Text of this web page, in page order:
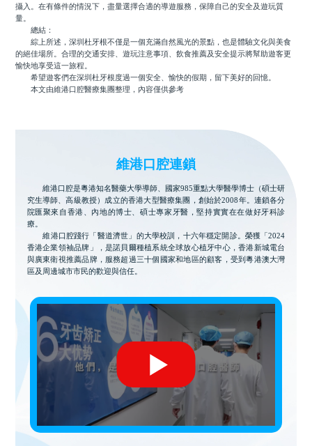
攝入。在有條件的情況下，盡量選擇合適的導遊服務，保障自己的安全及遊玩質
量。
總結：
綜上所述，深圳杜牙根不僅是一個充滿自然風光的景點，也是體驗文化與美食
的絕佳場所。合理的交通安排、遊玩注意事項、飲食推薦及安全提示將幫助遊客更
愉快地享受這一旅程。
希望遊客們在深圳杜牙根度過一個安全、愉快的假期，留下美好的回憶。
本文由維港口腔醫療集團整理，內容僅供參考
維港口腔連鎖
維港口腔是粵港知名醫藥大學導師、國家985重點大學醫學博士（碩士研
究生導師、高級教授）成立的香港大型醫療集團，創始於2008年。連鎖各分
院匯聚來自香港、內地的博士、碩士專家牙醫，堅持實實在在做好牙科診
療。
維港口腔踐行「醫道濟世」的大學校訓，十六年穩定開診。榮獲「2024
香港企業領袖品牌」，是諾貝爾種植系統全球放心植牙中心，香港新城電台
與廣東衛視推薦品牌，服務超過三十個國家和地區的顧客，受到粵港澳大灣
區及周邊城市市民的歡迎與信任。